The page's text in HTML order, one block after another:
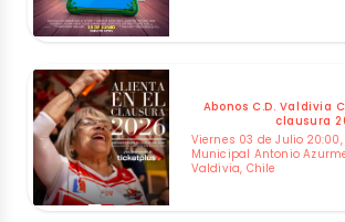
Abonos C.D. Valdivia
clausura
Viernes 03 de Julio 20:00,
Municipal Antonio
Valdivia, Chile